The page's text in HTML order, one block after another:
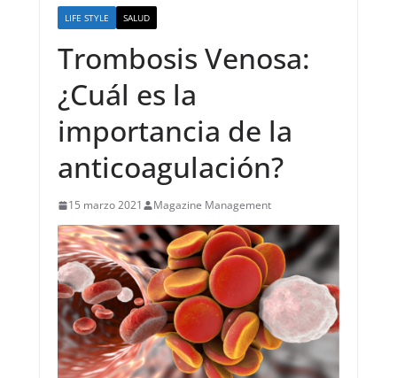
LIFE STYLE SALUD
Trombosis Venosa:
¿Cuál es la
importancia de la
anticoagulación?
15 marzo 2021 Magazine Management